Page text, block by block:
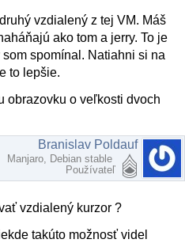
vzdialený z tej VM. Máš
ako tom a jerry. To je
spomínal. Natiahni si na
to lepšie.
obrazovku o veľkosti dvoch
RE: remote desktop pod linuxom
Branislav Poldauf
Manjaro, Debian stable
Používateľ
vzdialený kurzor ?
takúto možnosť videl